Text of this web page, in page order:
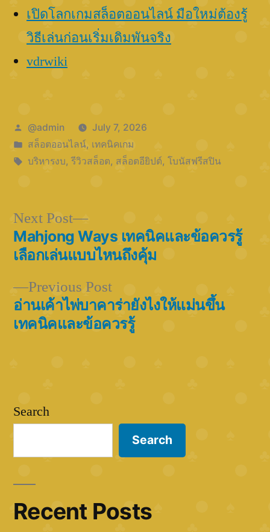
เปิดโลกเกมสล็อตออนไลน์ มือใหม่ต้องรู้
วิธีเล่นก่อนเริ่มเดิมพันจริง
vdrwiki
Posted
by
@admin
July 7, 2026
Posted
in
สล็อตออนไลน์, เทคนิคเกม
Tags:
บริหารงบ, รีวิวสล็อต, สล็อตอียิปต์, โบนัสฟรีสปิน
Post
navigation
Previous PostPrevious
post:
อ่านเค้าไพ่บาคาร่ายังไงให้แม่นขึ้น
เทคนิคและข้อควรรู้
Next Post
Next
post:
Mahjong Ways เทคนิคและข้อควรรู้
เลือกเล่นแบบไหนถึงคุ้ม
Search
Search
Recent Posts